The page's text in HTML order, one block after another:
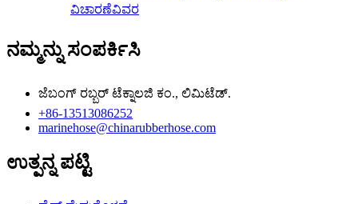
ವಿಚಾರಣೆವಿವರ
ನಮ್ಮನ್ನು ಸಂಪರ್ಕಿಸಿ
ಜೆಬಂಗ್ ರಬ್ಬರ್ ಟೆಕ್ನಾಲಜಿ ಕಂ., ಲಿಮಿಟೆಡ್.
+86-13513086252
marinehose@chinarubberhose.com
ಉತ್ಪನ್ನ ಪಟ್ಟಿ